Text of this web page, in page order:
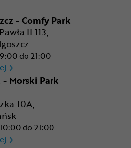
- Comfy Park
II 113,
do 21:00
CR Bydgoszcz - Comfy Park
- Morski Park
10A,
do 21:00
CR Gdańsk - Morski Park